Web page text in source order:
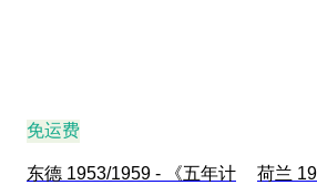
免运费
东德 1953/1959 - 《五年计
荷兰